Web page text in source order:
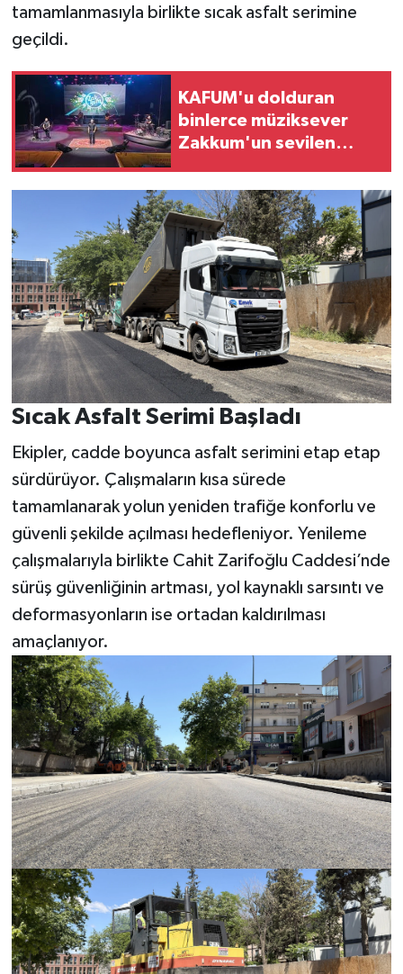
tamamlanmasıyla birlikte sıcak asfalt serimine
geçildi.
KAFUM'u dolduran
binlerce müziksever
Zakkum'un sevilen
Sıcak Asfalt Serimi Başladı
Ekipler, cadde boyunca asfalt serimini etap etap
sürdürüyor. Çalışmaların kısa sürede
tamamlanarak yolun yeniden trafiğe konforlu ve
güvenli şekilde açılması hedefleniyor. Yenileme
çalışmalarıyla birlikte Cahit Zarifoğlu Caddesi’nde
sürüş güvenliğinin artması, yol kaynaklı sarsıntı ve
deformasyonların ise ortadan kaldırılması
amaçlanıyor.